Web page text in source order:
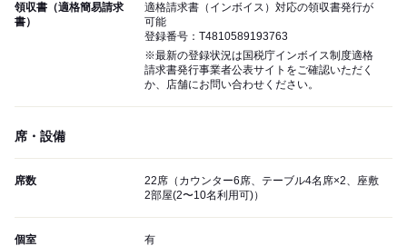
領収書（適格簡易請求
書）
適格請求書（インボイス）対応の領収書発行が
可能
登録番号：T4810589193763
※最新の登録状況は国税庁インボイス制度適格
請求書発行事業者公表サイトをご確認いただく
か、店舗にお問い合わせください。
席・設備
席数
22席（カウンター6席、テーブル4名席×2、座敷
2部屋(2〜10名利用可)）
個室
有